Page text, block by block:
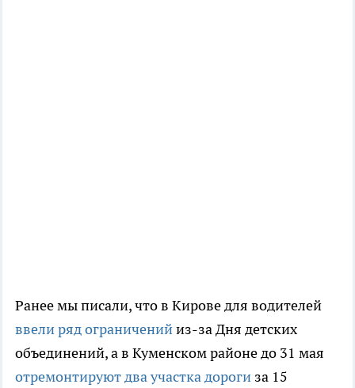
Ранее мы писали, что в Кирове для водителей
ввели ряд ограниченийиз-за Дня детских
объединений, а в Куменском районе до 31 мая
отремонтируют два участка дороги за 15